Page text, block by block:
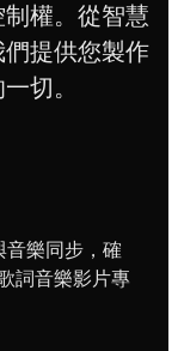
權。從智慧
提供您製作
切。
音樂同步，確
詞音樂影片專